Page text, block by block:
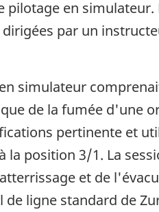
en simulateur.
par un
simulateur
de la fumée d'une
pertinente et
la position 3/1. La
et de
de ligne standard de